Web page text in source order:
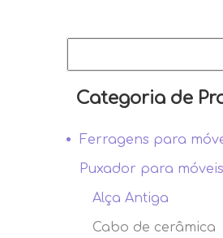
Categoria de
Ferragens para
Puxador para móveis
Alça Antiga
Cabo de cerâmica